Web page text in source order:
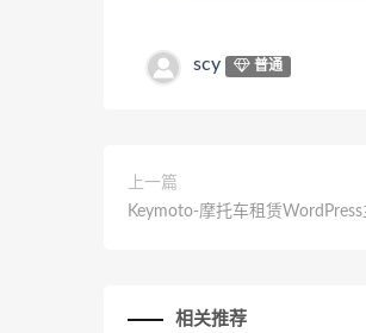
scy 普通
上一篇
Keymoto-摩托车租赁WordPress
相关推荐